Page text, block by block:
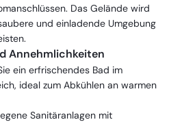
Das Gelände wird
und einladende Umgebung
Annehmlichkeiten
ein erfrischendes Bad im
ideal zum Abkühlen an warmen
Sanitäranlagen mit